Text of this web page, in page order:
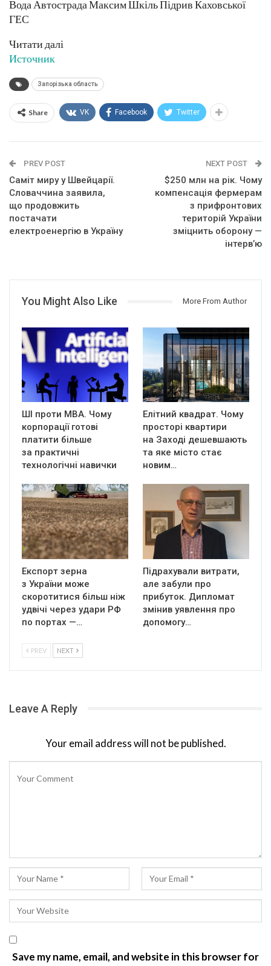
Вода Автострада Максим Шкіль Підрив Каховської
ГЕС
Читати далі
Источник
Запорізька область
Share VK Facebook Twitter
PREV POST
Саміт миру у Швейцарії.
Словаччина заявила,
що продовжить
постачати
електроенергію в Україну
NEXT POST
$250 млн на рік. Чому
компенсація фермерам
з прифронтових
територій України
зміцнить оборону —
інтерв’ю
You Might Also Like More From Author
ШІ проти MBA. Чому
корпорації готові
платити більше
за практичні
технологічні навички
Елітний квадрат. Чому
просторі квартири
на Заході дешевшають
та яке місто стає
новим…
Експорт зерна
з України може
скоротитися більш ніж
удвічі через удари РФ
по портах —…
Підрахували витрати,
але забули про
прибуток. Дипломат
змінив уявлення про
допомогу…
PREV NEXT
Leave A Reply
Your email address will not be published.
Save my name, email, and website in this browser for